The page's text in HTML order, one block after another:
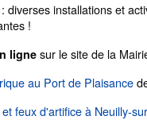
: diverses installations et
!
lignesur le site de la
au Port de Plaisance
feux d'artifice à Neuilly-